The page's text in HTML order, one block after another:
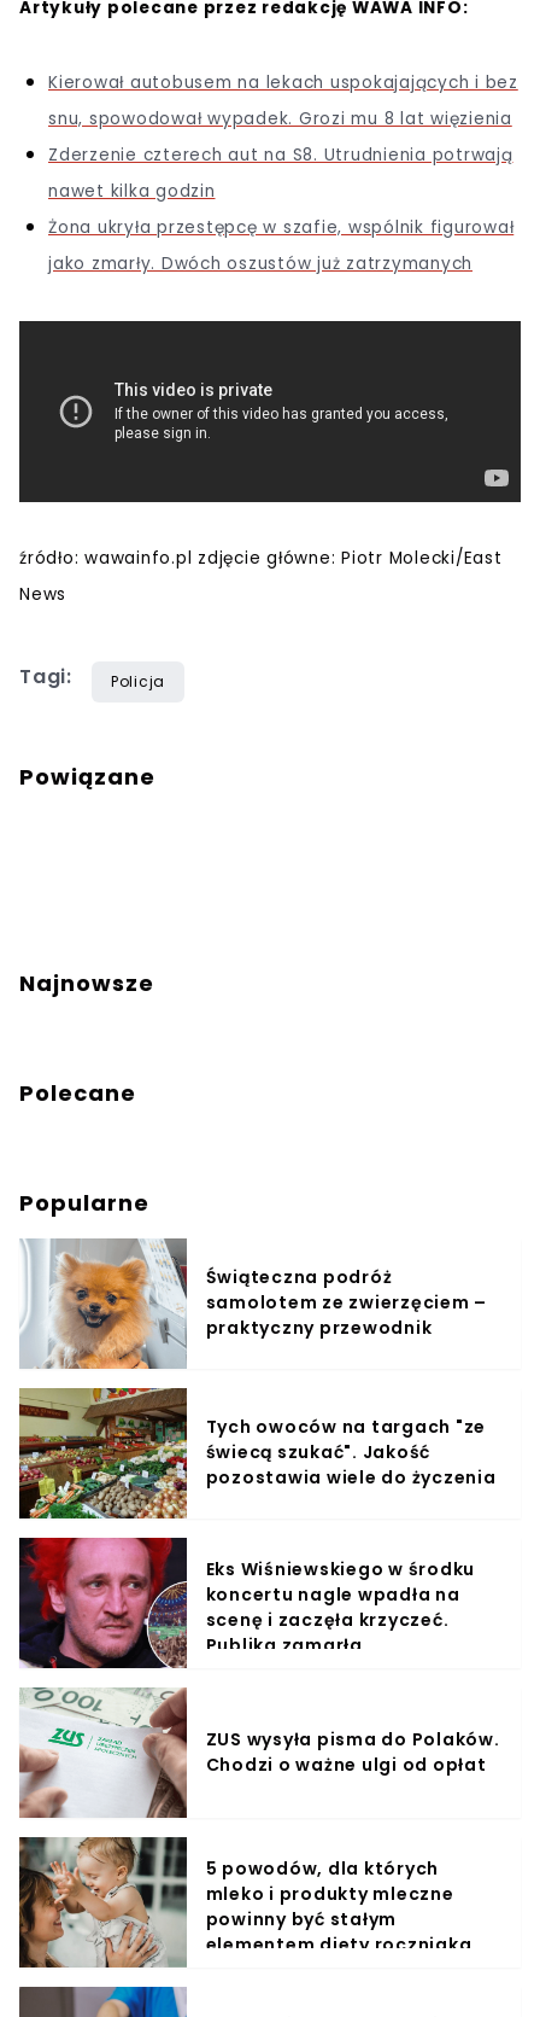
Artykuły polecane przez redakcję WAWA INFO:
Kierował autobusem na lekach uspokajających i bez
snu, spowodował wypadek. Grozi mu 8 lat więzienia
Zderzenie czterech aut na S8. Utrudnienia potrwają
nawet kilka godzin
Żona ukryła przestępcę w szafie, wspólnik figurował
jako zmarły. Dwóch oszustów już zatrzymanych
źródło: wawainfo.pl zdjęcie główne: Piotr Molecki/East
News
Tagi: Policja
Powiązane
Najnowsze
Polecane
Popularne
Świąteczna podróż
samolotem ze zwierzęciem –
praktyczny przewodnik
Tych owoców na targach "ze
świecą szukać". Jakość
pozostawia wiele do życzenia
Eks Wiśniewskiego w środku
koncertu nagle wpadła na
scenę i zaczęła krzyczeć.
Publika zamarła
ZUS wysyła pisma do Polaków.
Chodzi o ważne ulgi od opłat
5 powodów, dla których
mleko i produkty mleczne
powinny być stałym
elementem diety roczniaka